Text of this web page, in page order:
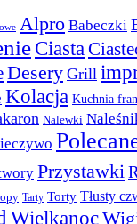
Alpro Babeczki
Ciasta
Desery Grill
Kolacja Kuchnia
Nalewki
Przystawki
Tarty Torty Tłusty
Wielkanoc